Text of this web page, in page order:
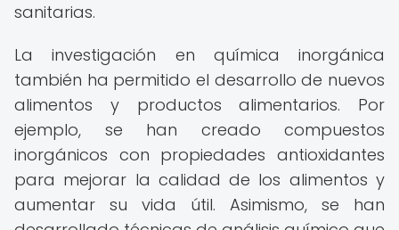
sanitarias.
La investigación en química inorgánica
también ha permitido el desarrollo de nuevos
alimentos y productos alimentarios. Por
ejemplo, se han creado compuestos
inorgánicos con propiedades antioxidantes
para mejorar la calidad de los alimentos y
aumentar su vida útil. Asimismo, se han